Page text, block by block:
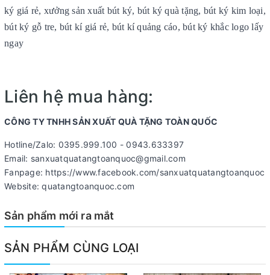
ký giá rẻ, xưởng sản xuất bút ký, bút ký quà tặng, bút ký kim loại,
bút ký gỗ tre, bút kí giá rẻ, bút kí quảng cáo, bút ký khắc logo lấy
ngay
Liên hệ mua hàng:
CÔNG TY TNHH SẢN XUẤT QUÀ TẶNG TOÀN QUỐC
Hotline/Zalo: 0395.999.100 - 0943.633397
Email: sanxuatquatangtoanquoc@gmail.com
Fanpage: https://www.facebook.com/sanxuatquatangtoanquoc
Website: quatangtoanquoc.com
Sản phẩm mới ra mắt
SẢN PHẨM CÙNG LOẠI